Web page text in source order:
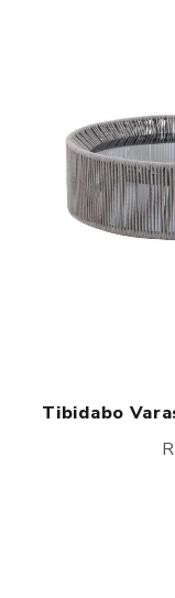
Tibidabo